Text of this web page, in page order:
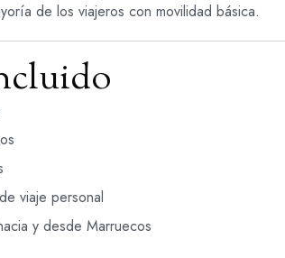
de los viajeros con movilidad básica.
viaje personal
y desde Marruecos